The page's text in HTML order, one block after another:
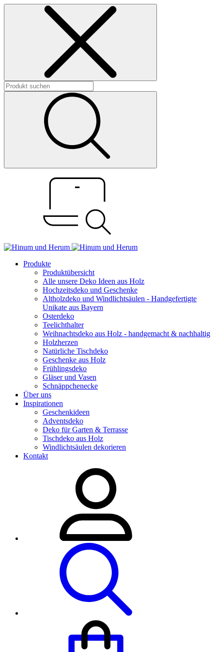
Produkte
Produktübersicht
Alle unsere Deko Ideen aus Holz
Hochzeitsdeko und Geschenke
Altholzdeko und Windlichtsäulen - Handgefertigte
Unikate aus Bayern
Osterdeko
Teelichthalter
Weihnachts­deko aus Holz - handgemacht & nachhaltig
Holzherzen
Natürliche Tischdeko
Geschenke aus Holz
Frühlingsdeko
Gläser und Vasen
Schnäppchenecke
Über uns
Inspirationen
Geschenkideen
Adventsdeko
Deko für Garten & Terrasse
Tischdeko aus Holz
Windlichtsäulen dekorieren
Kontakt